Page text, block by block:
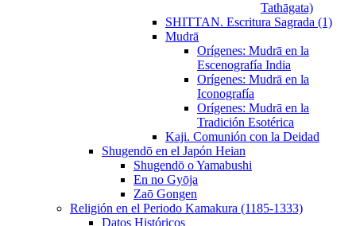
Tathāgata)
SHITTAN. Escritura Sagrada (1)
Mudrā
Orígenes: Mudrā en la
Escenografía India
Orígenes: Mudrā en la
Iconografía
Orígenes: Mudrā en la
Tradición Esotérica
Kaji. Comunión con la Deidad
Shugendō en el Japón Heian
Shugendō o Yamabushi
En no Gyōja
Zaō Gongen
Religión en el Periodo Kamakura (1185-1333)
Datos Históricos